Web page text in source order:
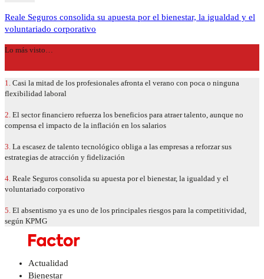
Reale Seguros consolida su apuesta por el bienestar, la igualdad y el
voluntariado corporativo
Lo más visto…
1. Casi la mitad de los profesionales afronta el verano con poca o ninguna
flexibilidad laboral
2. El sector financiero refuerza los beneficios para atraer talento, aunque no
compensa el impacto de la inflación en los salarios
3. La escasez de talento tecnológico obliga a las empresas a reforzar sus
estrategias de atracción y fidelización
4. Reale Seguros consolida su apuesta por el bienestar, la igualdad y el
voluntariado corporativo
5. El absentismo ya es uno de los principales riesgos para la competitividad,
según KPMG
Actualidad
Bienestar